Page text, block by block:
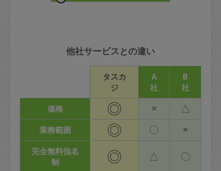
他社サービスとの違い
タスカ
ジ
A
社
B
社
価格
◎ × △
業務範囲 ◎ 〇 ×
完全無料指名
制
◎ △ 〇